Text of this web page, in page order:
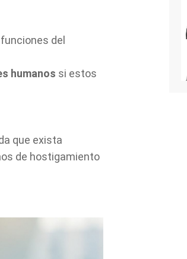
del
humanos si estos
que exista
de hostigamiento